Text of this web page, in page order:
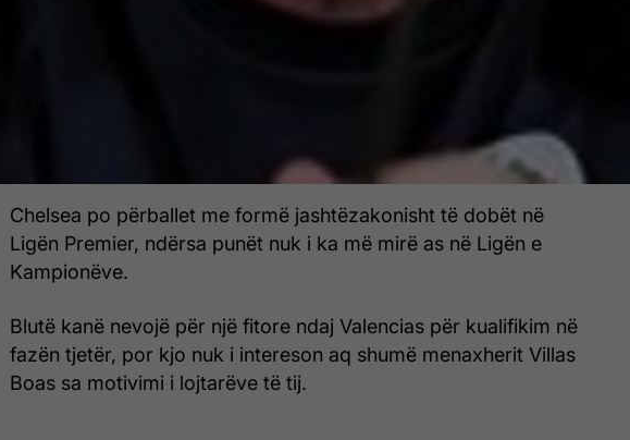
Chelsea po përballet me formë jashtëzakonisht të dobët në
Ligën Premier, ndërsa punët nuk i ka më mirë as në Ligën e
Kampionëve.
Blutë kanë nevojë për një fitore ndaj Valencias për kualifikim në
fazën tjetër, por kjo nuk i intereson aq shumë menaxherit Villas
Boas sa motivimi i lojtarëve të tij.